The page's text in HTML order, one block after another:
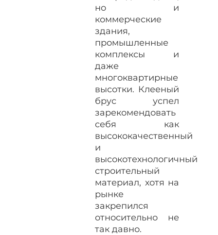
но и
коммерческие
здания,
промышленные
комплексы и
даже
многоквартирные
высотки. Клееный
брус успел
зарекомендовать
себя как
высококачественный
и
высокотехнологичный
строительный
материал, хотя на
рынке
закрепился
относительно не
так давно.